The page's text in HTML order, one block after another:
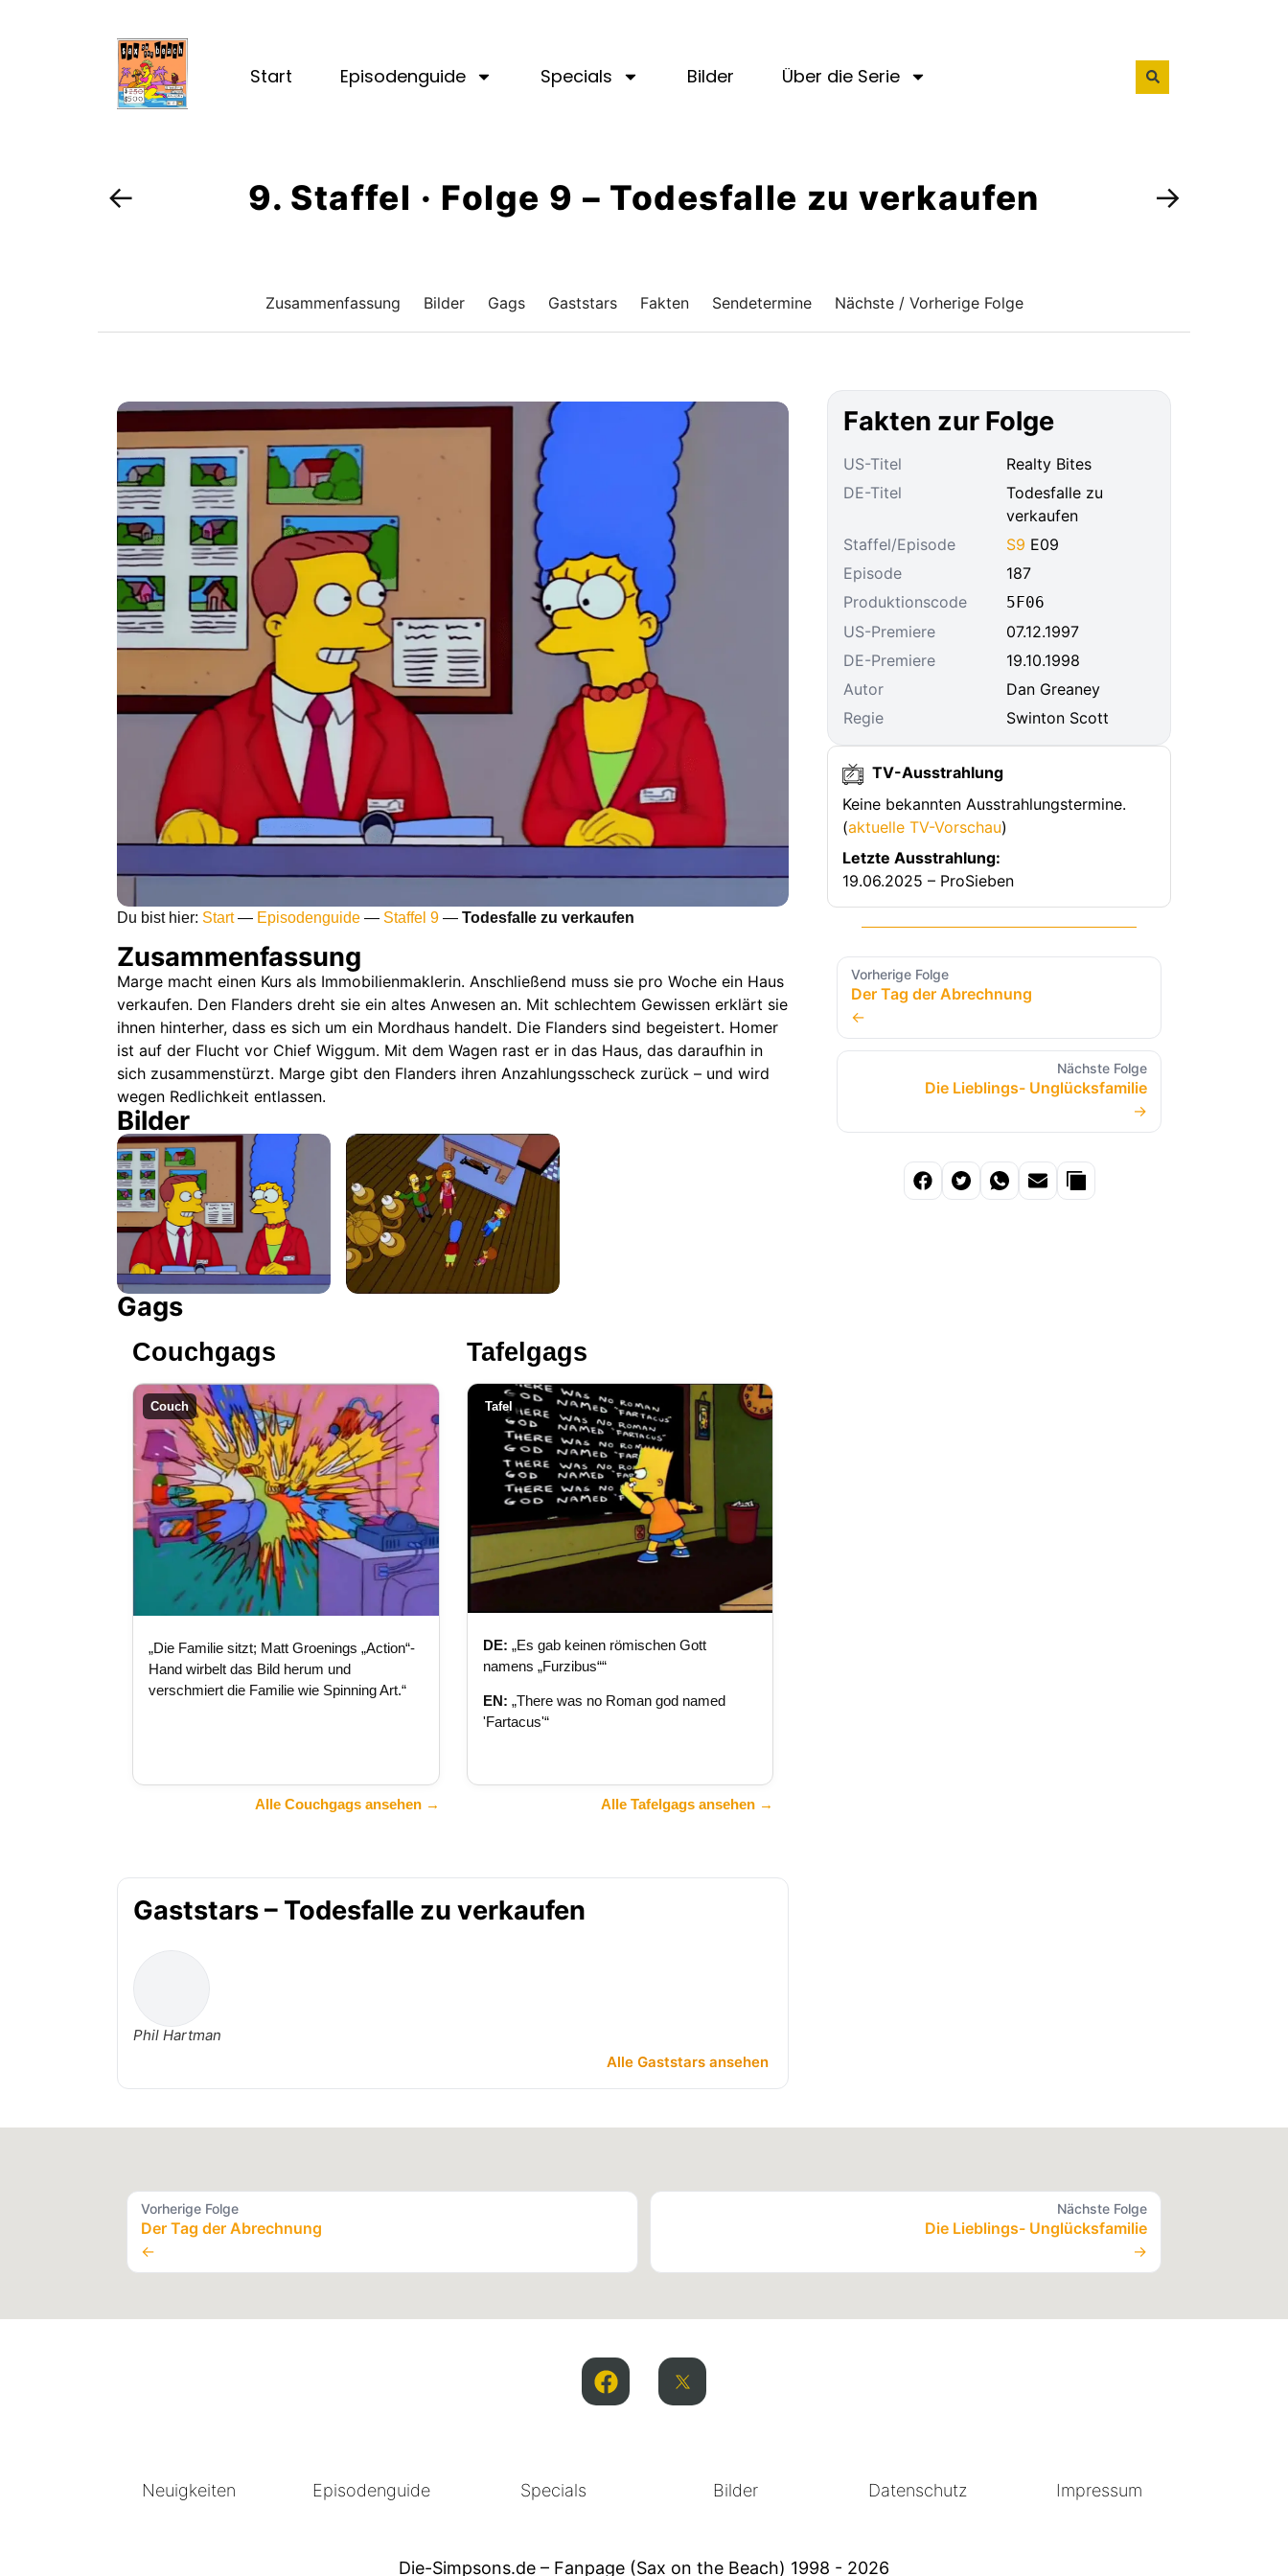
Start Episodenguide Specials Bilder Über die Serie
← 9. Staffel · Folge 9 – Todesfalle zu verkaufen →
Zusammenfassung Bilder Gags Gaststars Fakten Sendetermine Nächste / Vorherige Folge
Du bist hier: Start— Episodenguide — Staffel 9 — Todesfalle zu verkaufen
Zusammenfassung
Marge macht einen Kurs als Immobilienmaklerin. Anschließend muss sie pro Woche ein Haus
verkaufen. Den Flanders dreht sie ein altes Anwesen an. Mit schlechtem Gewissen erklärt sie
ihnen hinterher, dass es sich um ein Mordhaus handelt. Die Flanders sind begeistert. Homer
ist auf der Flucht vor Chief Wiggum. Mit dem Wagen rast er in das Haus, das daraufhin in
sich zusammenstürzt. Marge gibt den Flanders ihren Anzahlungsscheck zurück – und wird
wegen Redlichkeit entlassen.
Bilder
Gags
Couchgags
Couch
„Die Familie sitzt; Matt Groenings „Action“-
Hand wirbelt das Bild herum und
verschmiert die Familie wie Spinning Art.“
Alle Couchgags ansehen →
Tafelgags
Tafel
DE: „Es gab keinen römischen Gott
namens „Furzibus““
EN: „There was no Roman god named
'Fartacus'“
Alle Tafelgags ansehen →
Gaststars – Todesfalle zu verkaufen
Phil Hartman
Alle Gaststars ansehen
Fakten zur Folge
US-Titel
Realty Bites
DE-Titel
Todesfalle zu
verkaufen
Staffel/Episode
S9 E09
Episode
187
Produktionscode
5F06
US-Premiere
07.12.1997
DE-Premiere
19.10.1998
Autor
Dan Greaney
Regie
Swinton Scott
TV-Ausstrahlung
Keine bekannten Ausstrahlungstermine.
(aktuelle TV-Vorschau)
Letzte Ausstrahlung:
19.06.2025 – ProSieben
Vorherige Folge
Der Tag der Abrechnung
←
Nächste Folge
Die Lieblings- Unglücksfamilie
→
Vorherige Folge
Der Tag der Abrechnung
←
Nächste Folge
Die Lieblings- Unglücksfamilie
→
Neuigkeiten Episodenguide Specials Bilder Datenschutz Impressum
Die-Simpsons.de – Fanpage (Sax on the Beach) 1998 - 2026